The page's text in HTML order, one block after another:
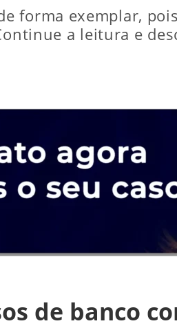
forma exemplar,
a leitura e
de banco